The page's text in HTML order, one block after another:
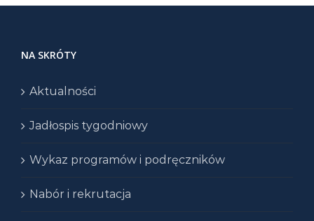
NA SKRÓTY
Aktualności
Jadłospis tygodniowy
Wykaz programów i podręczników
Nabór i rekrutacja